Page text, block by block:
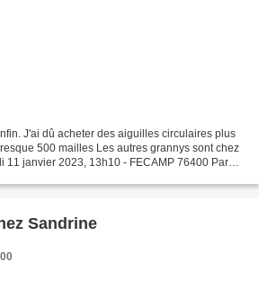
J'ai dû acheter des aiguilles circulaires plus
500 mailles Les autres grannys sont chez
11 janvier 2023, 13h10 - FECAMP 76400 Par
Sandrine